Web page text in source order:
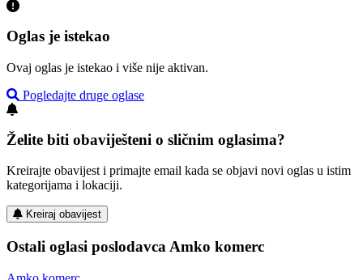
Oglas je istekao
Ovaj oglas je istekao i više nije aktivan.
Pogledajte druge oglase
Želite biti obaviješteni o sličnim oglasima?
Kreirajte obavijest i primajte email kada se objavi novi oglas u istim
kategorijama i lokaciji.
Kreiraj obavijest
Ostali oglasi poslodavca Amko komerc